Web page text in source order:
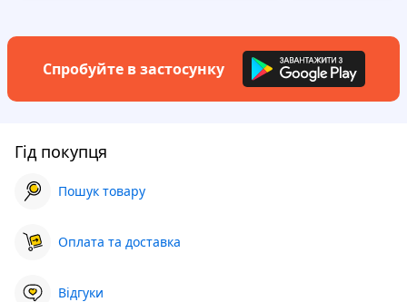
Спробуйте в застосунку
Гід покупця
Пошук товару
Оплата та доставка
Відгуки